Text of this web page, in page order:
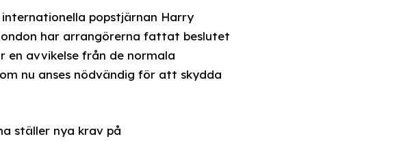
popstjärnan Harry
har arrangörerna fattat beslutet
avvikelse från de normala
nu anses nödvändig för att skydda
ställer nya krav på